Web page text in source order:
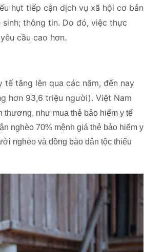
hụt tiếp cận dịch vụ xã hội cơ bản
thông tin. Do đó, việc thực
cầu cao hơn.
tế tăng lên qua các năm, đến nay
hơn 93,6 triệu người). Việt Nam
thương, như mua thẻ bảo hiểm y tế
nghèo 70% mệnh giá thẻ bảo hiểm y
nghèo và đồng bào dân tộc thiểu